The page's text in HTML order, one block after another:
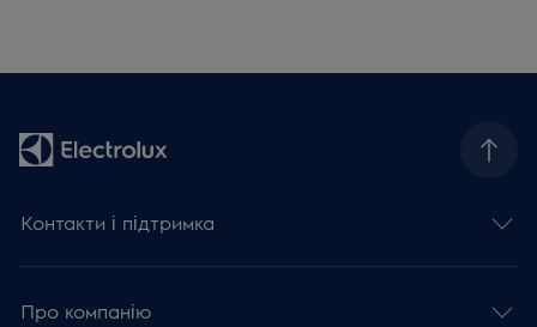
Контакти і підтримка
Про компанію